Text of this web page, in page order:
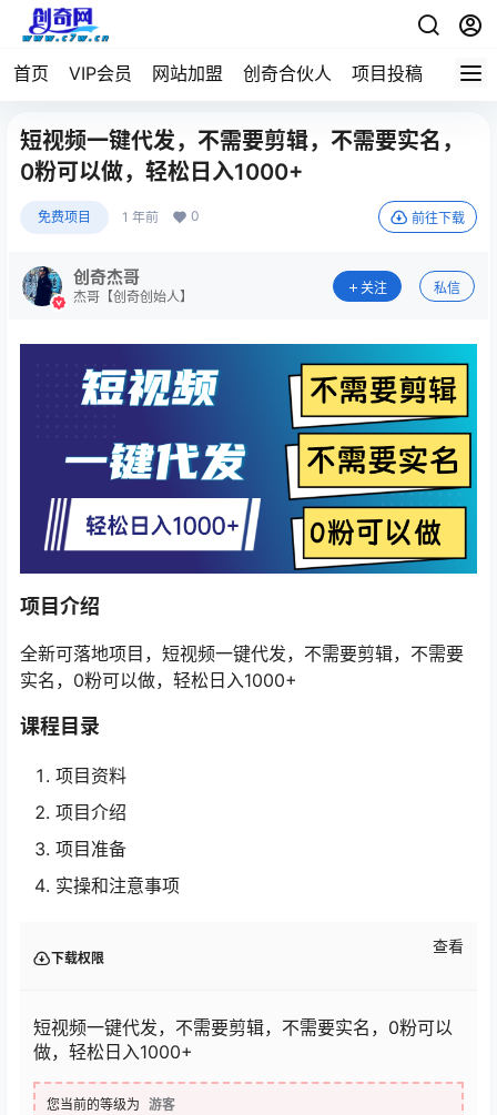
首页 VIP会员 网站加盟 创奇合伙人 项目投稿
短视频一键代发，不需要剪辑，不需要实名，
0粉可以做，轻松日入1000+
免费项目 1 年前 0 前往下载
创奇杰哥
杰哥【创奇创始人】
关注 私信
项目介绍
全新可落地项目，短视频一键代发，不需要剪辑，不需要
实名，0粉可以做，轻松日入1000+
课程目录
项目资料
项目介绍
项目准备
实操和注意事项
下载权限
查看
短视频一键代发，不需要剪辑，不需要实名，0粉可以
做，轻松日入1000+
您当前的等级为 游客